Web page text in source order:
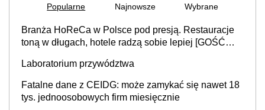
Popularne Najnowsze Wybrane
Branża HoReCa w Polsce pod presją. Restauracje
toną w długach, hotele radzą sobie lepiej [GOŚĆ
Laboratorium przywództwa
Fatalne dane z CEIDG: może zamykać się nawet 18
tys. jednoosobowych firm miesięcznie